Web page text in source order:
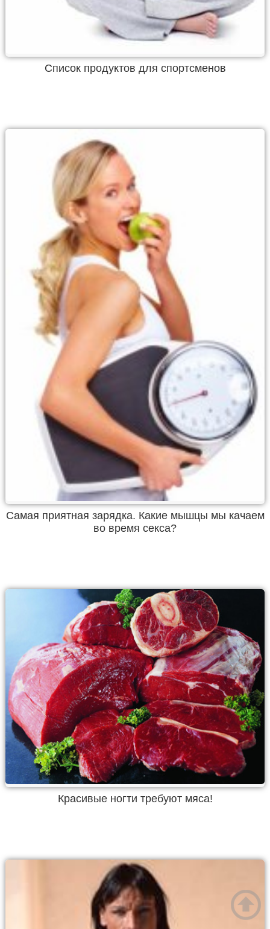
Список продуктов для спортсменов
Самая приятная зарядка. Какие мышцы мы качаем
во время секса?
Красивые ногти требуют мяса!